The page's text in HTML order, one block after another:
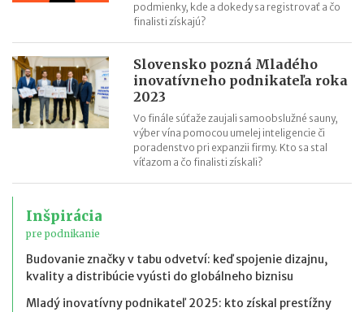
podmienky, kde a dokedy sa registrovať a čo
finalisti získajú?
Slovensko pozná Mladého
inovatívneho podnikateľa roka
2023
Vo finále súťaže zaujali samoobslužné sauny,
výber vína pomocou umelej inteligencie či
poradenstvo pri expanzii firmy. Kto sa stal
víťazom a čo finalisti získali?
Inšpirácia
pre podnikanie
Budovanie značky v tabu odvetví: keď spojenie dizajnu,
kvality a distribúcie vyústi do globálneho biznisu
Mladý inovatívny podnikateľ 2025: kto získal prestížny